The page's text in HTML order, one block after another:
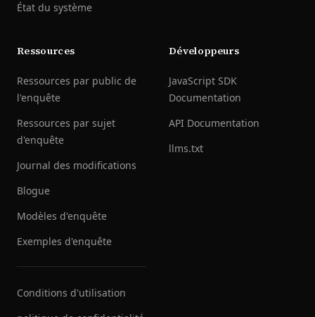
État du système
Ressources
Ressources par public de
l'enquête
Ressources par sujet
d'enquête
Journal des modifications
Blogue
Modèles d'enquête
Exemples d'enquête
Conditions d'utilisation
Développeurs
JavaScript SDK
Documentation
API Documentation
llms.txt